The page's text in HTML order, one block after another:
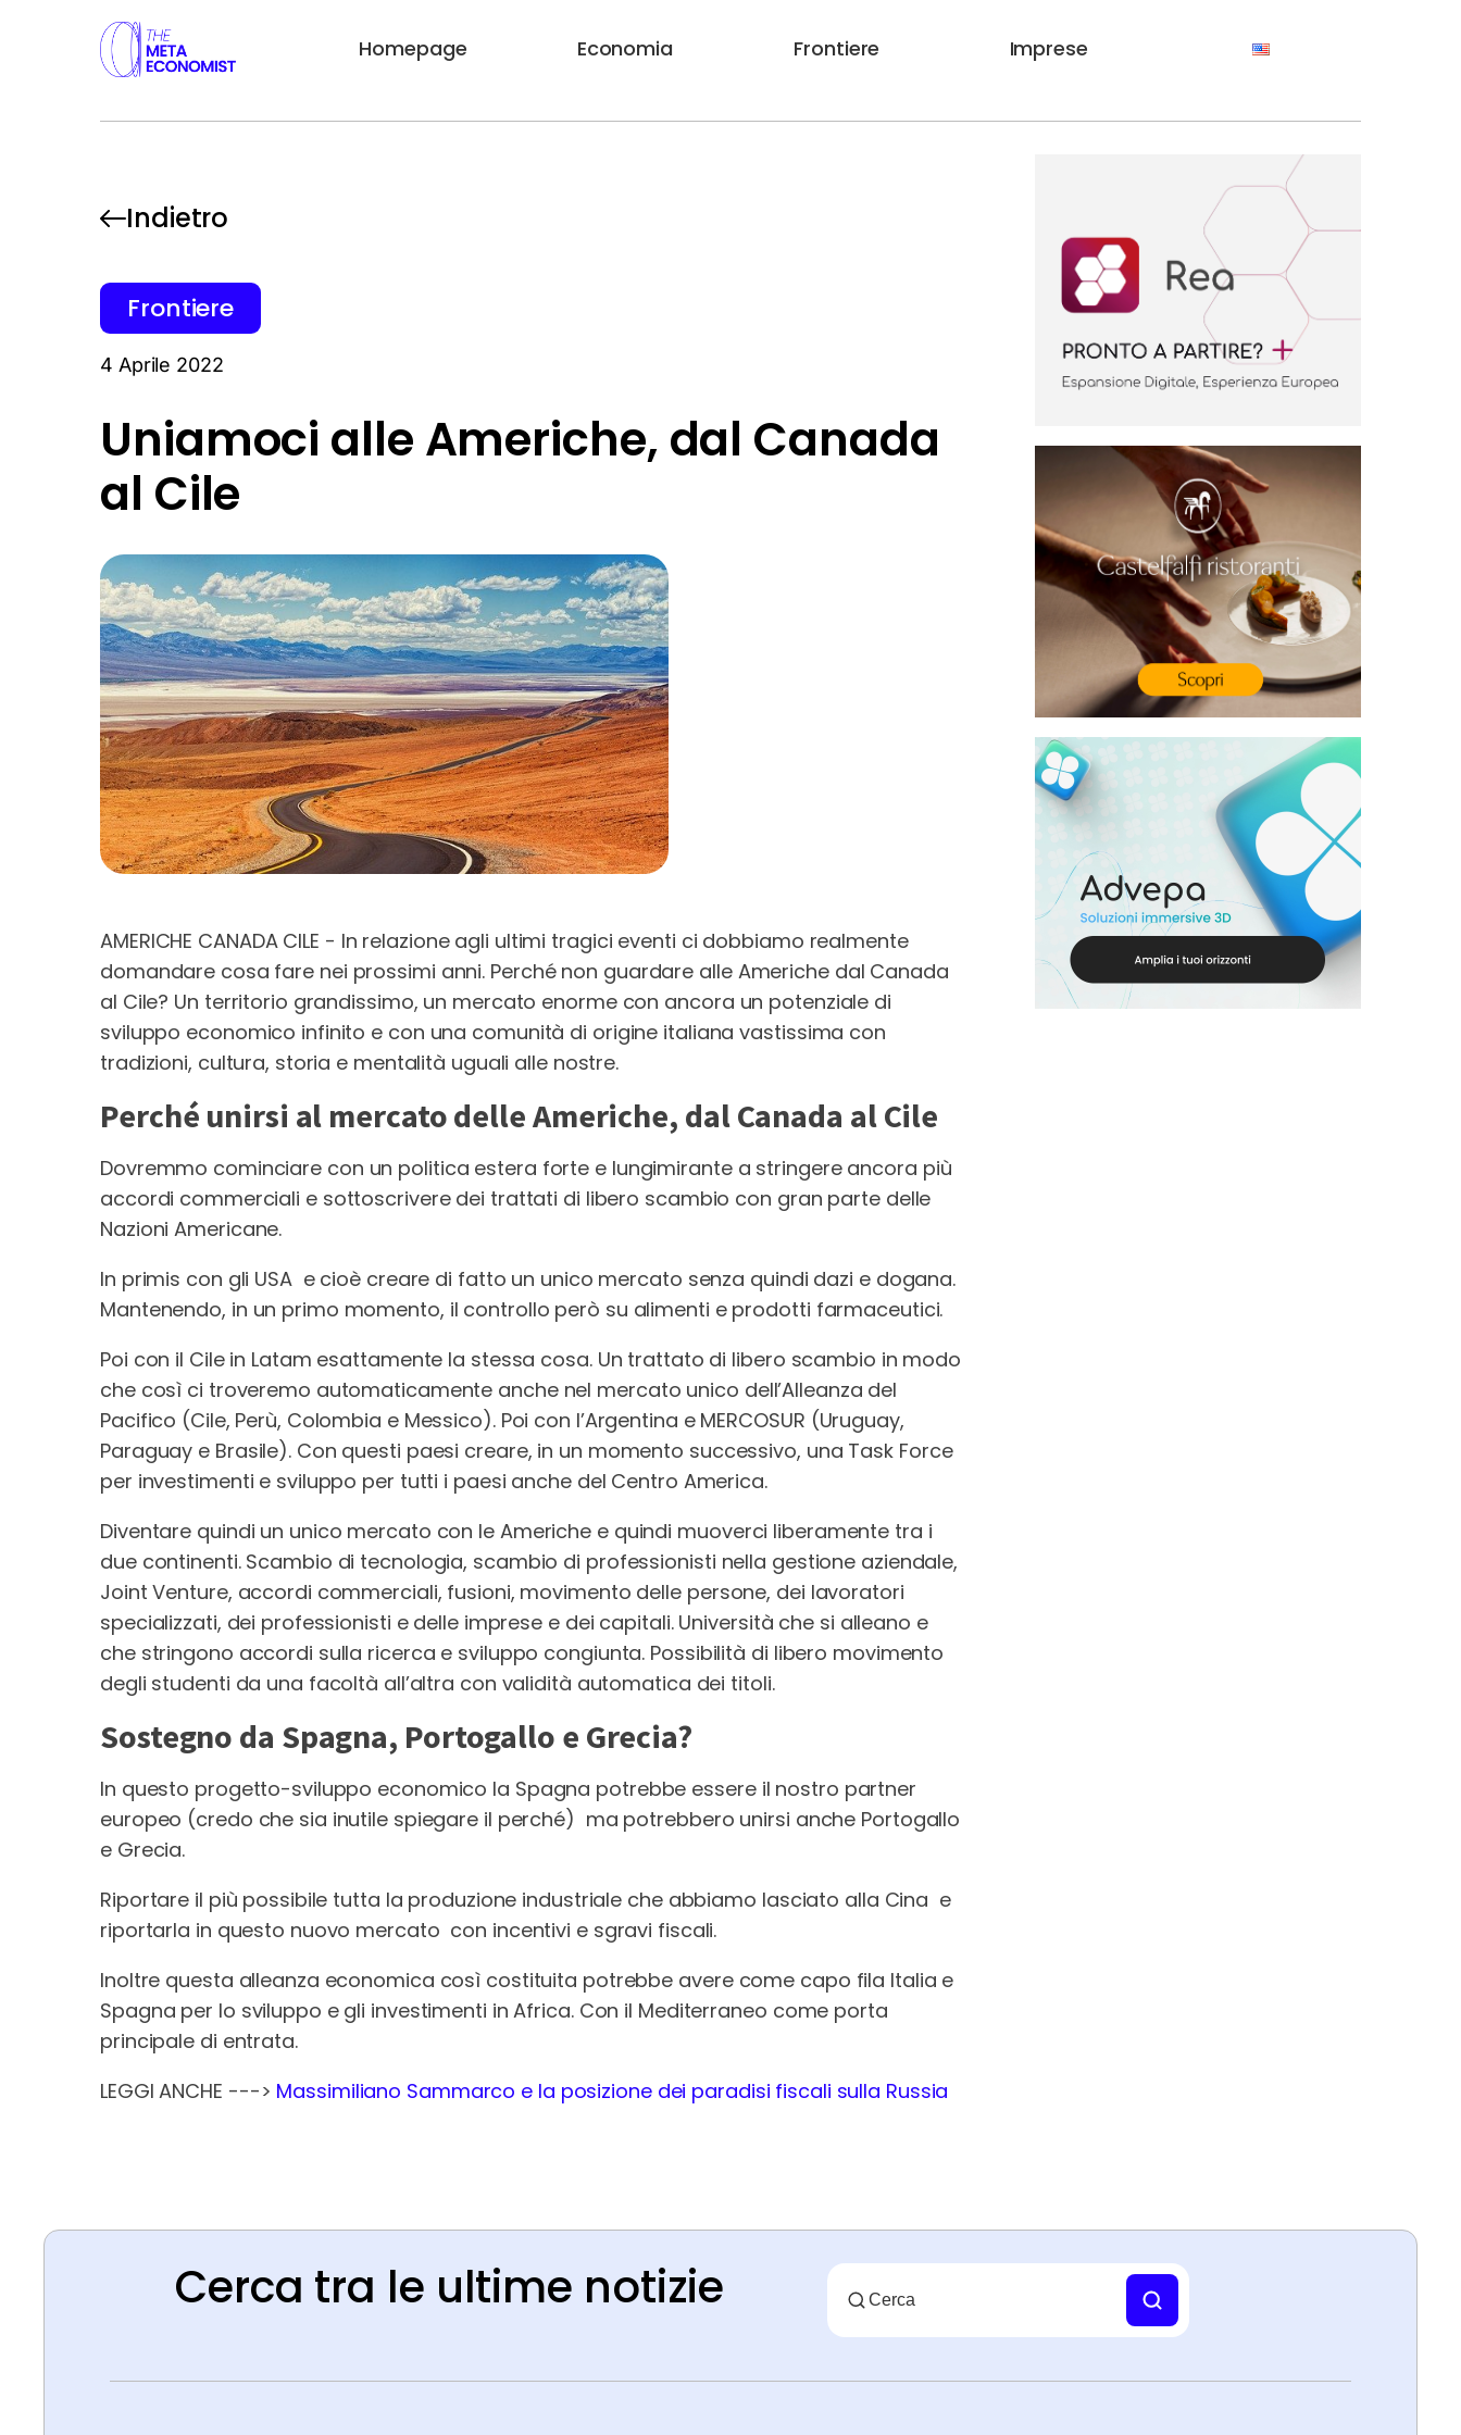
Homepage Economia Frontiere Imprese
Indietro
Frontiere
4 Aprile 2022
Uniamoci alle Americhe, dal Canada
al Cile
AMERICHE CANADA CILE - In relazione agli ultimi tragici eventi ci dobbiamo realmente
domandare cosa fare nei prossimi anni. Perché non guardare alle Americhe dal Canada
al Cile? Un territorio grandissimo, un mercato enorme con ancora un potenziale di
sviluppo economico infinito e con una comunità di origine italiana vastissima con
tradizioni, cultura, storia e mentalità uguali alle nostre.
Perché unirsi al mercato delle Americhe, dal Canada al Cile
Dovremmo cominciare con un politica estera forte e lungimirante a stringere ancora più
accordi commerciali e sottoscrivere dei trattati di libero scambio con gran parte delle
Nazioni Americane.
In primis con gli USA e cioè creare di fatto un unico mercato senza quindi dazi e dogana.
Mantenendo, in un primo momento, il controllo però su alimenti e prodotti farmaceutici.
Poi con il Cile in Latam esattamente la stessa cosa. Un trattato di libero scambio in modo
che così ci troveremo automaticamente anche nel mercato unico dell’Alleanza del
Pacifico (Cile, Perù, Colombia e Messico). Poi con l’Argentina e MERCOSUR (Uruguay,
Paraguay e Brasile). Con questi paesi creare, in un momento successivo, una Task Force
per investimenti e sviluppo per tutti i paesi anche del Centro America.
Diventare quindi un unico mercato con le Americhe e quindi muoverci liberamente tra i
due continenti. Scambio di tecnologia, scambio di professionisti nella gestione aziendale,
Joint Venture, accordi commerciali, fusioni, movimento delle persone, dei lavoratori
specializzati, dei professionisti e delle imprese e dei capitali. Università che si alleano e
che stringono accordi sulla ricerca e sviluppo congiunta. Possibilità di libero movimento
degli studenti da una facoltà all’altra con validità automatica dei titoli.
Sostegno da Spagna, Portogallo e Grecia?
In questo progetto-sviluppo economico la Spagna potrebbe essere il nostro partner
europeo (credo che sia inutile spiegare il perché) ma potrebbero unirsi anche Portogallo
e Grecia.
Riportare il più possibile tutta la produzione industriale che abbiamo lasciato alla Cina e
riportarla in questo nuovo mercato con incentivi e sgravi fiscali.
Inoltre questa alleanza economica così costituita potrebbe avere come capo fila Italia e
Spagna per lo sviluppo e gli investimenti in Africa. Con il Mediterraneo come porta
principale di entrata.
LEGGI ANCHE ---> Massimiliano Sammarco e la posizione dei paradisi fiscali sulla Russia
Cerca tra le ultime notizie